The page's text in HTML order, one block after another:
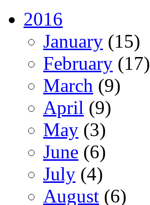
2016
January (15)
February (17)
March (9)
April (9)
May (3)
June (6)
July (4)
August (6)